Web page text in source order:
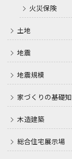
火災保険
土地
地震
地震規模
家づくりの基礎
木造建築
総合住宅展示場